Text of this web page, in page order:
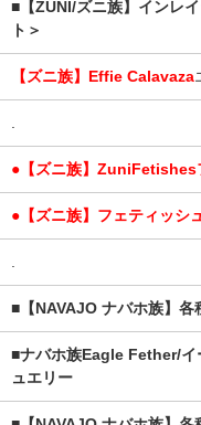
■【ZUNI/ズニ族】インレ
ト＞
【ズニ族】Effie Calavaza
.
●【ズニ族】ZuniFetishes
●【ズニ族】フェティッシ
.
■【NAVAJO ナバホ族】各
■ナバホ族Eagle Fether/イ
ュエリー